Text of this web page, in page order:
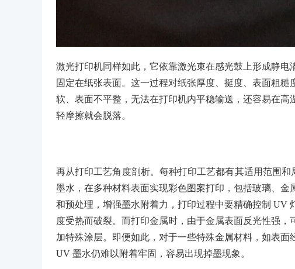
激光打印机同样如此，它依靠激光束在感光鼓上形成静
固定在纸张表面。这一过程对纸张厚度、挺度、表面粗
软、表面不平整，无法在打印机内平稳输送，还容易在
轻摩擦就会脱落。
再从打印工艺角度剖析。每种打印工艺都有其适用范围
墨水，在多种材料表面实现彩色图案打印，包括玻璃、
和预处理，增强墨水附着力，打印过程中要精确控制 UV
度受热而破裂。而打印金属时，由于金属表面反光性强
加特殊涂层。即便如此，对于一些特殊金属材料，如表
UV 墨水仍难以附着牢固，容易出现掉墨现象。